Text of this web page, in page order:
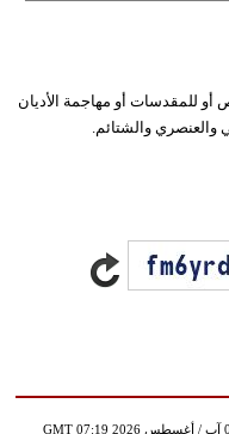
أو للمقدسات أو مهاجمة الأديان
والعنصري والشتائم.